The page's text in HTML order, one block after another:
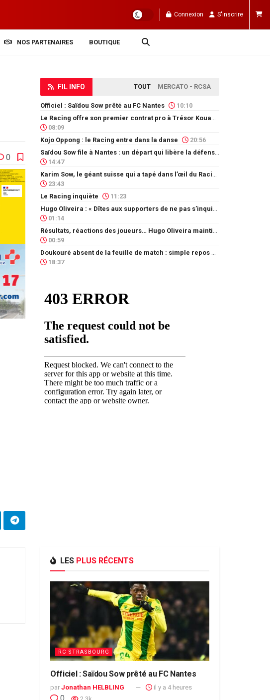
Connexion S'inscrire
NOS PARTENAIRES BOUTIQUE
0
FIL INFO TOUT MERCATO - RCSA
Officiel : Saïdou Sow prêté au FC Nantes 10:10
08:09
Kojo Oppong : le Racing entre dans la danse
20:56
14:47
23:43
Le Racing inquiète
11:23
01:14
00:59
18:37
LES PLUS RÉCENTS
RC STRASBOURG
Officiel : Saïdou Sow prêté au FC Nantes
par Jonathan HELBLING il y a 4 heures
0 2.3k